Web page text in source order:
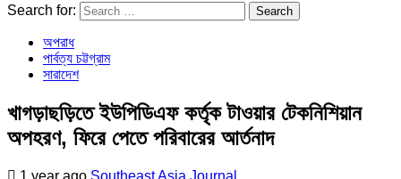
Search for:
অপরাধ
পার্বত্য চট্টগ্রাম
সারাদেশ
খাগড়াছড়িতে ইউপিডিএফ কর্তৃক টাওয়ার টেকনিশিয়ান
অপহরণ, ফিরে পেতে পরিবারের আর্তনাদ
1 year ago Southeast Asia Journal